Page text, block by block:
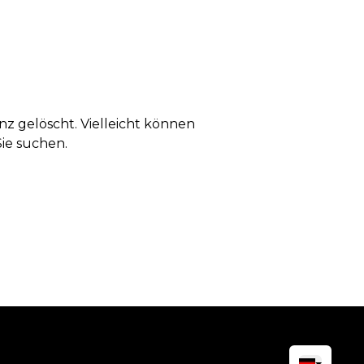
gelöscht. Vielleicht können
suchen.